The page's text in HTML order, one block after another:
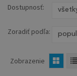
Dostupnosť:
Zoradiť podľa:
Zobrazenie